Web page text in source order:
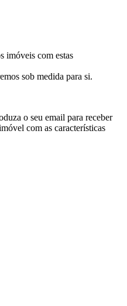
imóveis com estas
sob medida para si.
o seu email para receber
com as características